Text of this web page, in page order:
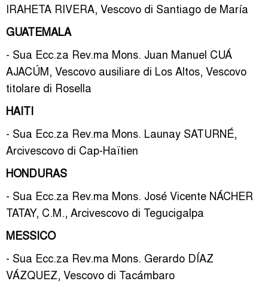
IRAHETA RIVERA, Vescovo di Santiago de María
GUATEMALA
- Sua Ecc.za Rev.ma Mons. Juan Manuel CUÁ
AJACÚM, Vescovo ausiliare di Los Altos, Vescovo
titolare di Rosella
HAITI
- Sua Ecc.za Rev.ma Mons. Launay SATURNÉ,
Arcivescovo di Cap-Haïtien
HONDURAS
- Sua Ecc.za Rev.ma Mons. José Vicente NÁCHER
TATAY, C.M., Arcivescovo di Tegucigalpa
MESSICO
- Sua Ecc.za Rev.ma Mons. Gerardo DÍAZ
VÁZQUEZ, Vescovo di Tacámbaro